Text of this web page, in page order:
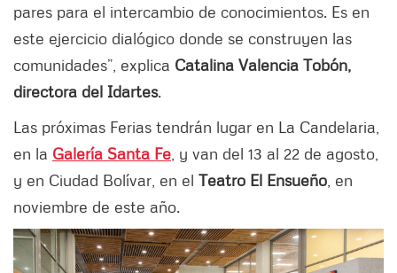
pares para el intercambio de conocimientos. Es en
este ejercicio dialógico donde se construyen las
comunidades”, explica Catalina Valencia Tobón,
directora del Idartes.
Las próximas Ferias tendrán lugar en La Candelaria,
en la Galería Santa Fe , y van del 13 al 22 de agosto,
y en Ciudad Bolívar, en el Teatro El Ensueño , en
noviembre de este año.